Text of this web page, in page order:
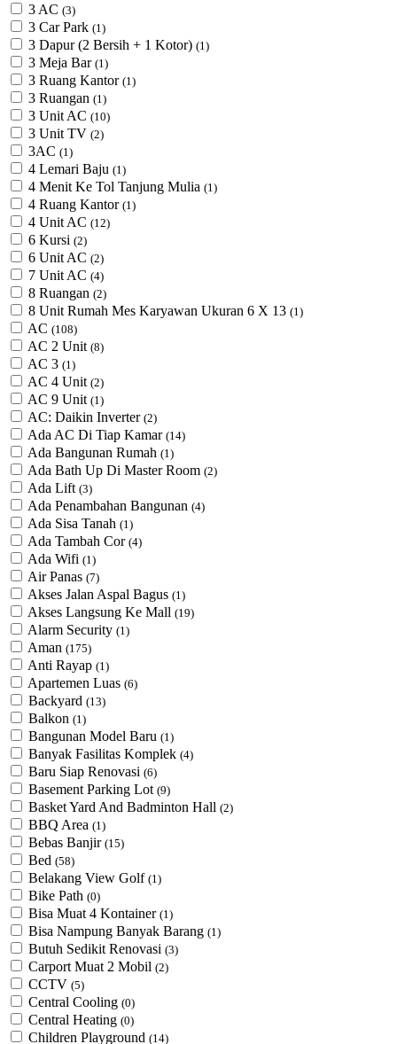
3 AC (3)
3 Car Park (1)
3 Dapur (2 Bersih + 1 Kotor) (1)
3 Meja Bar (1)
3 Ruang Kantor (1)
3 Ruangan (1)
3 Unit AC (10)
3 Unit TV (2)
3AC (1)
4 Lemari Baju (1)
4 Menit Ke Tol Tanjung Mulia (1)
4 Ruang Kantor (1)
4 Unit AC (12)
6 Kursi (2)
6 Unit AC (2)
7 Unit AC (4)
8 Ruangan (2)
8 Unit Rumah Mes Karyawan Ukuran 6 X 13 (1)
AC (108)
AC 2 Unit (8)
AC 3 (1)
AC 4 Unit (2)
AC 9 Unit (1)
AC: Daikin Inverter (2)
Ada AC Di Tiap Kamar (14)
Ada Bangunan Rumah (1)
Ada Bath Up Di Master Room (2)
Ada Lift (3)
Ada Penambahan Bangunan (4)
Ada Sisa Tanah (1)
Ada Tambah Cor (4)
Ada Wifi (1)
Air Panas (7)
Akses Jalan Aspal Bagus (1)
Akses Langsung Ke Mall (19)
Alarm Security (1)
Aman (175)
Anti Rayap (1)
Apartemen Luas (6)
Backyard (13)
Balkon (1)
Bangunan Model Baru (1)
Banyak Fasilitas Komplek (4)
Baru Siap Renovasi (6)
Basement Parking Lot (9)
Basket Yard And Badminton Hall (2)
BBQ Area (1)
Bebas Banjir (15)
Bed (58)
Belakang View Golf (1)
Bike Path (0)
Bisa Muat 4 Kontainer (1)
Bisa Nampung Banyak Barang (1)
Butuh Sedikit Renovasi (3)
Carport Muat 2 Mobil (2)
CCTV (5)
Central Cooling (0)
Central Heating (0)
Children Playground (14)